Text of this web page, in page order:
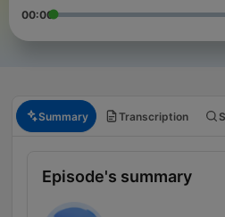
00:00
Summary Transcription
Episode's summary